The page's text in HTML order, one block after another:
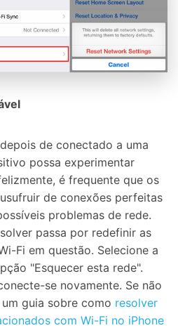
anos
seu celular
e transfira dados faclimente
complicação
de conectado a uma
possa experimentar
é frequente que os
de conexões perfeitas
problemas de rede.
passa por redefinir as
Fi em questão. Selecione a
"Esquecer esta rede".
se novamente. Se não
guia sobre como resolver
com Wi-Fi no iPhone